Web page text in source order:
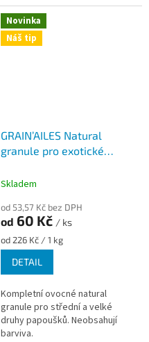
Novinka
Náš tip
GRAIN’AILES Natural
granule pro exotické
Skladem
od 53,57 Kč bez DPH
od 60 Kč / ks
Měrná
cena:
od 226 Kč / 1 kg
DETAIL
Kompletní ovocné natural
granule pro střední a velké
druhy papoušků. Neobsahují
barviva.